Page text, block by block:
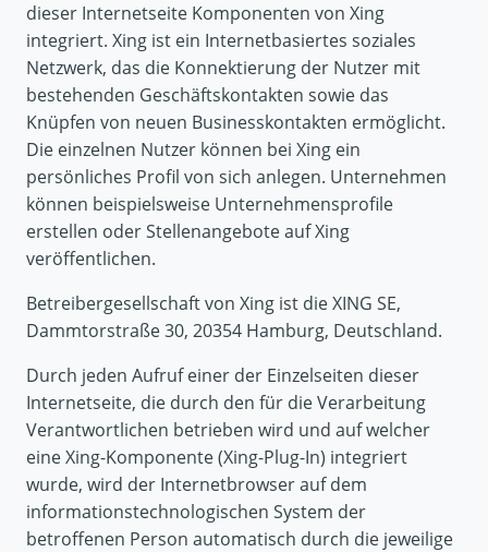
dieser Internetseite Komponenten von Xing
integriert. Xing ist ein Internetbasiertes soziales
Netzwerk, das die Konnektierung der Nutzer mit
bestehenden Geschäftskontakten sowie das
Knüpfen von neuen Businesskontakten ermöglicht.
Die einzelnen Nutzer können bei Xing ein
persönliches Profil von sich anlegen. Unternehmen
können beispielsweise Unternehmensprofile
erstellen oder Stellenangebote auf Xing
veröffentlichen.
Betreibergesellschaft von Xing ist die XING SE,
Dammtorstraße 30, 20354 Hamburg, Deutschland.
Durch jeden Aufruf einer der Einzelseiten dieser
Internetseite, die durch den für die Verarbeitung
Verantwortlichen betrieben wird und auf welcher
eine Xing-Komponente (Xing-Plug-In) integriert
wurde, wird der Internetbrowser auf dem
informationstechnologischen System der
betroffenen Person automatisch durch die jeweilige